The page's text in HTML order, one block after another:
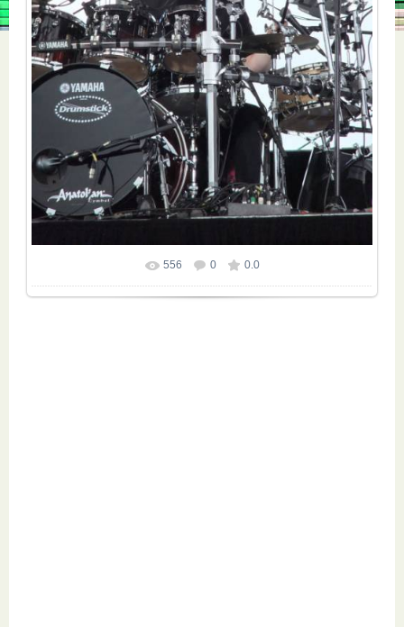
Размер фотографии: 600x800
556 0 0.0